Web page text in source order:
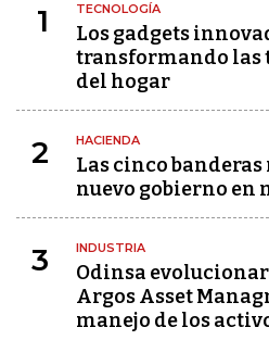
1 TECNOLOGÍA
Los gadgets
transformando las
del hogar
2 HACIENDA
Las cinco
nuevo gobierno en
3 INDUSTRIA
Odinsa
Argos Asset
manejo de los